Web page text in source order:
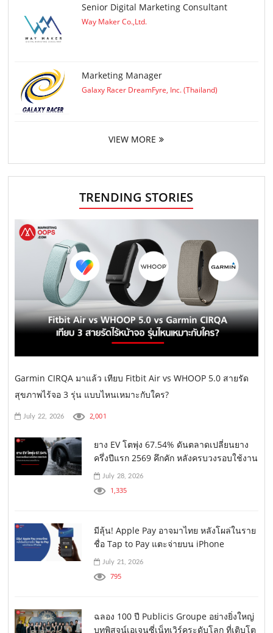
Senior Digital Marketing Consultant
Way Maker Co.,Ltd.
Marketing Manager
Galaxy Racer DreamFyre, Inc. (Thailand)
VIEW MORE
TRENDING STORIES
Garmin CIRQA มาแล้ว เทียบ Fitbit Air vs WHOOP 5.0 สายรัด
สุขภาพไร้จอ 3 รุ่น แบบไหนเหมาะกับใคร?
July 22, 2026 2,001
ยาง EV โตพุ่ง 67.54% ดันตลาดเปลี่ยนยาง
ครึ่งปีแรก 2569 คึกคัก หลังครบวงรอบใช้งาน
July 28, 2026
1,335
มีลุ้น! Apple Pay อาจมาไทย หลังโผล่ในราย
ชื่อ Tap to Pay แตะจ่ายบน iPhone
July 21, 2026
795
ฉลอง 100 ปี Publicis Groupe อย่างยิ่งใหญ่
บทพิสูจน์เอเจนซี่เน็ทเวิร์คระดับโลก ที่เติบโต